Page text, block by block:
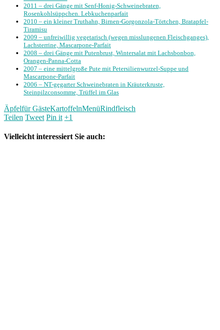
2011 – drei Gänge mit Senf-Honig-Schweinebraten,
Rosenkohlsüppchen. Lebkuchenparfait
2010 – ein kleiner Truthahn, Birnen-Gorgonzola-Törtchen, Bratapfel-
Tiramisu
2009 – unfreiwillig vegetarisch (wegen misslungenen Fleischganges),
Lachsterrine, Mascarpone-Parfait
2008 – drei Gänge mit Putenbrust, Wintersalat mit Lachsbonbon,
Orangen-Panna-Cotta
2007 – eine mittelgroße Pute mit Petersilienwurzel-Suppe und
Mascarpone-Parfait
2006 – NT-gegarter Schweinebraten in Kräuterkruste,
Steinpilzconsomme, Trüffel im Glas
Äpfelfür GästeKartoffelnMenüRindfleisch
Teilen Tweet Pin it +1
Vielleicht interessiert Sie auch: